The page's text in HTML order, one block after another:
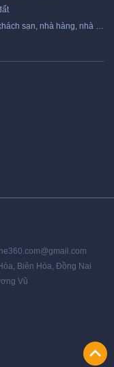
Cho thuê khách sạn, nhà hàng, nhà nghỉ
Biên Hòa, Đồng Nai
Vũ